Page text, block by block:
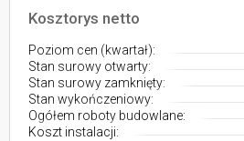
Kosztorys netto
Poziom cen (kwartał):
Stan surowy otwarty:
Stan surowy zamknięty:
Stan wykończeniowy:
Ogółem roboty budowlane:
Koszt instalacji: